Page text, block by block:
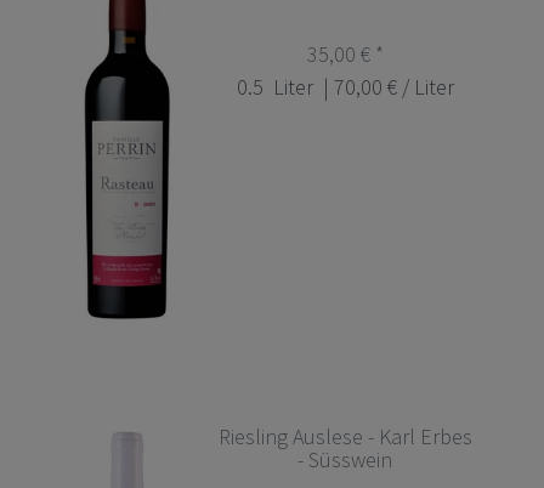
35,00 € *
0.5 Liter | 70,00 € / Liter
Riesling Auslese - Karl Erbes
- Süsswein